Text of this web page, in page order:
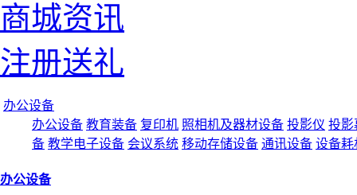
商城资讯
注册送礼
办公设备
办公设备 教育装备 复印机 照相机及器材设备 投影仪 投影
备 教学电子设备 会议系统 移动存储设备 通讯设备 设备耗
办公设备